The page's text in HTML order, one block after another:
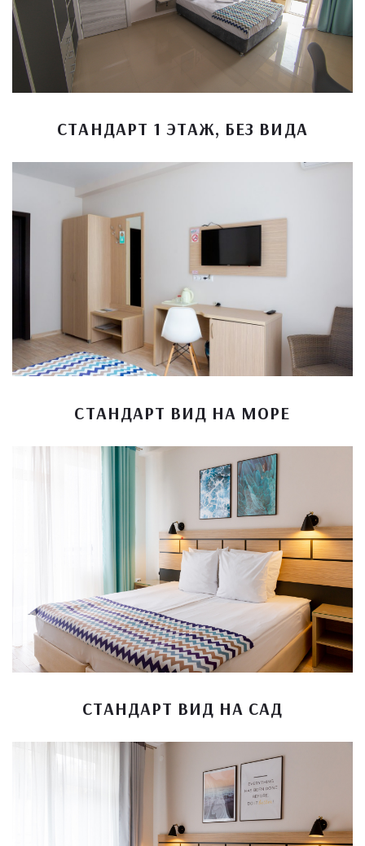
СТАНДАРТ 1 ЭТАЖ, БЕЗ ВИДА
СТАНДАРТ ВИД НА МОРЕ
СТАНДАРТ ВИД НА САД